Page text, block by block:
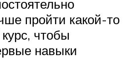
пройти какой-то
чтобы
навыки